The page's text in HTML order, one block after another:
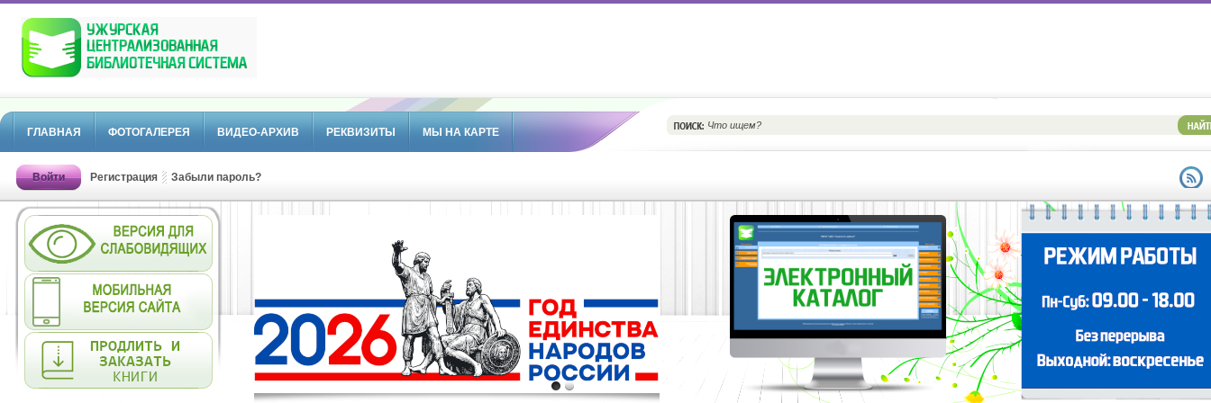
ГЛАВНАЯ ФОТОГАЛЕРЕЯ ВИДЕО-АРХИВ РЕКВИЗИТЫ МЫ НА КАРТЕ
Войти Регистрация Забыли пароль?